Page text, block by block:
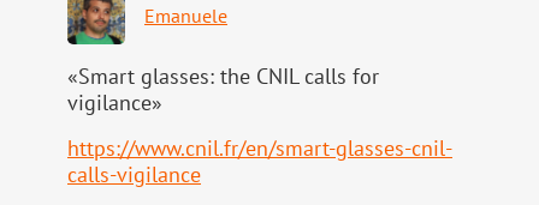
Emanuele
«Smart glasses: the CNIL calls for
vigilance»
https://www.cnil.fr/en/smart-glasses-cnil-
calls-vigilance